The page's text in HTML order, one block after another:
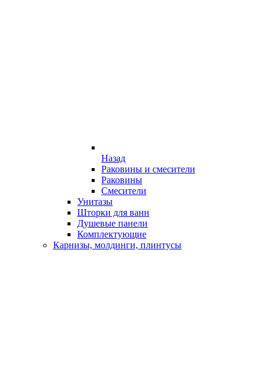
Назад
Раковины и смесители
Раковины
Смесители
Унитазы
Шторки для ванн
Душевые панели
Комплектующие
Карнизы, молдинги, плинтусы